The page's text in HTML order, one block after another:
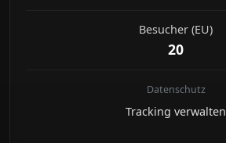
Besucher (EU)
20
Datenschutz
Tracking verwalten